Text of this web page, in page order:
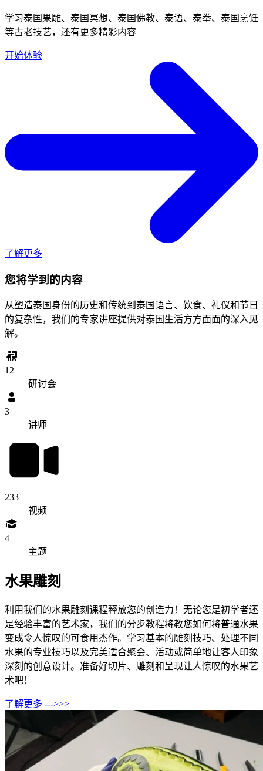
学习泰国果雕、泰国冥想、泰国佛教、泰语、泰拳、泰国烹饪
等古老技艺，还有更多精彩内容
开始体验
了解更多
您将学到的内容
从塑造泰国身份的历史和传统到泰国语言、饮食、礼仪和节日
的复杂性，我们的专家讲座提供对泰国生活方方面面的深入见
解。
12
研讨会
3
讲师
233
视频
4
主题
水果雕刻
利用我们的水果雕刻课程释放您的创造力！无论您是初学者还
是经验丰富的艺术家，我们的分步教程将教您如何将普通水果
变成令人惊叹的可食用杰作。学习基本的雕刻技巧、处理不同
水果的专业技巧以及完美适合聚会、活动或简单地让客人印象
深刻的创意设计。准备好切片、雕刻和呈现让人惊叹的水果艺
术吧！
了解更多 --->>>